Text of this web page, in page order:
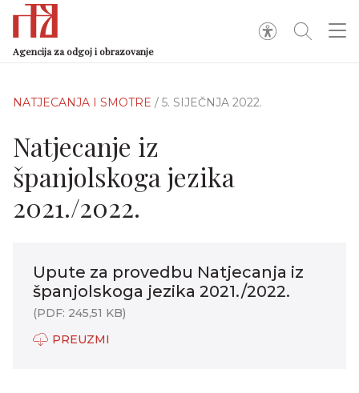
Agencija za odgoj i obrazovanje
NATJECANJA I SMOTRE / 5. SIJEČNJA 2022.
Natjecanje iz
španjolskoga jezika
2021./2022.
Upute za provedbu Natjecanja iz
španjolskoga jezika 2021./2022.
(PDF: 245,51 KB)
PREUZMI